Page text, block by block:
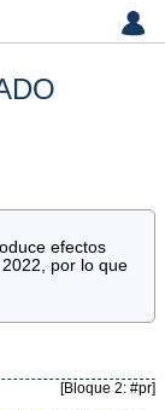
efectos
por lo que
[Bloque 2: #pr]